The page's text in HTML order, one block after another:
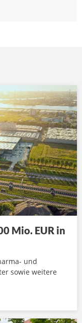
Mio. EUR in
und
sowie weitere